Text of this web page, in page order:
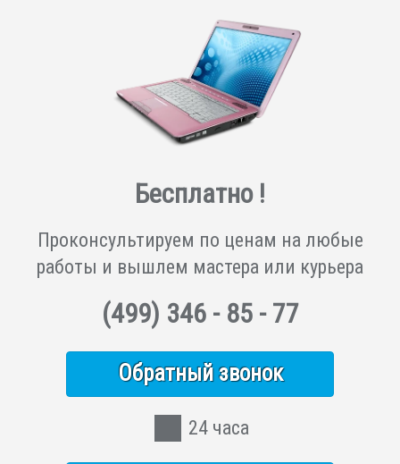
Бесплатно !
Проконсультируем по ценам на любые
работы и вышлем мастера или курьера
(499) 346 - 85 - 77
Обратный звонок
24 часа